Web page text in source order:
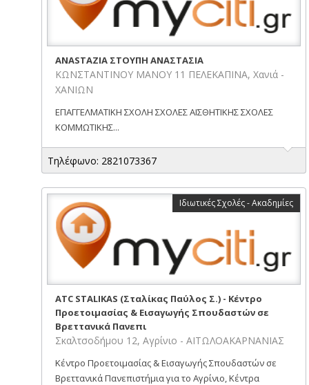
ANASTAZIA ΣΤΟΥΠΗ ΑΝΑΣΤΑΣΙΑ
ΚΩΝΣΤΑΝΤΙΝΟΥ ΜΑΝΟΥ 11 ΠΕΛΕΚΑΠΙΝΑ, Χανιά -
ΧΑΝΙΩΝ
ΕΠΑΓΓΕΛΜΑΤΙΚΗ ΣΧΟΛΗ ΣΧΟΛΕΣ ΑΙΣΘΗΤΙΚΗΣ ΣΧΟΛΕΣ
ΚΟΜΜΩΤΙΚΗΣ...
Τηλέφωνο: 2821073367
Ιδιωτικές Σχολές - Ακαδημίες
ATC STALIKAS (Σταλίκας Παύλος Σ.) - Κέντρο
Προετοιμασίας & Εισαγωγής Σπουδαστών σε
Βρεττανικά Πανεπι
Σκαλτσοδήμου 12, Αγρίνιο - ΑΙΤΩΛΟΑΚΑΡΝΑΝΙΑΣ
Κέντρο Προετοιμασίας & Εισαγωγής Σπουδαστών σε
Βρεττανικά Πανεπιστήμια για το Αγρίνιο, Κέντρα